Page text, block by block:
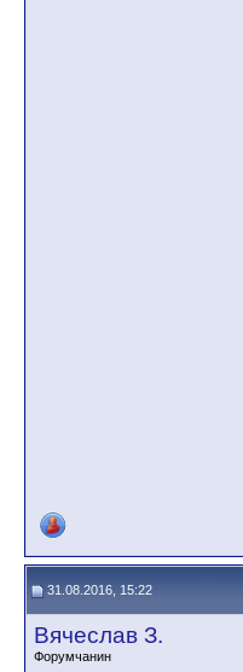
31.08.2016, 15:22
Вячеслав З.
Форумчанин